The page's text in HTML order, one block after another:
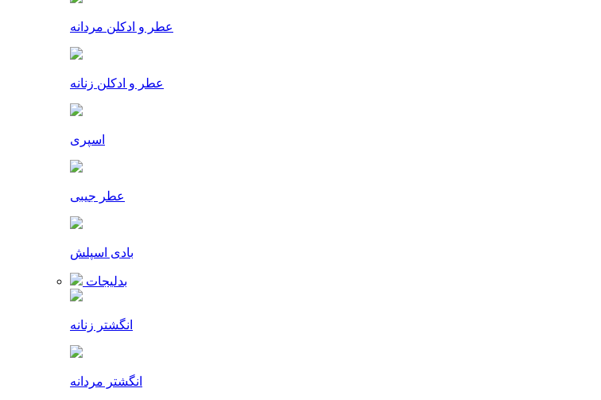
عطر و ادکلن مردانه
عطر و ادکلن زنانه
اسپری
عطر جیبی
بادی اسپلش
بدلیجات
انگشتر زنانه
انگشتر مردانه